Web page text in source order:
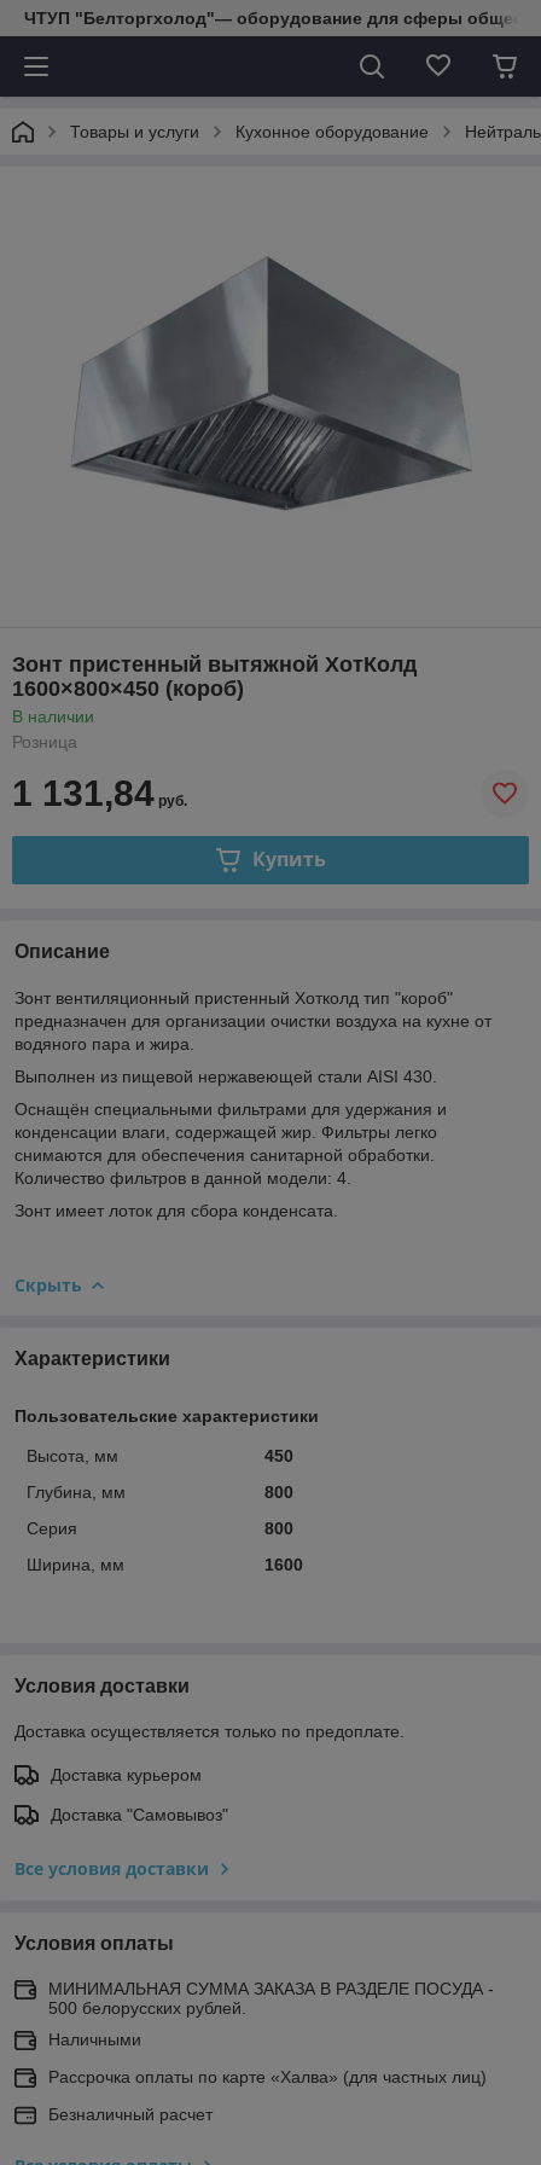
ЧТУП "Белторгхолод"— оборудование для сферы
Товары и услуги Кухонное оборудование
Зонт пристенный вытяжной ХотКолд
1600×800×450 (короб)
В наличии
Розница
1 131,84 руб.
Купить
Описание
Зонт вентиляционный пристенный Хотколд тип "короб"
предназначен для организации очистки воздуха на кухне от
водяного пара и жира.
Выполнен из пищевой нержавеющей стали AISI 430.
Оснащён специальными фильтрами для удержания и
конденсации влаги, содержащей жир. Фильтры легко
снимаются для обеспечения санитарной обработки.
Количество фильтров в данной модели: 4.
Зонт имеет лоток для сбора конденсата.
Скрыть
Характеристики
Пользовательские характеристики
Высота, мм
450
Глубина, мм
800
Серия
800
Ширина, мм
1600
Условия доставки
Доставка осуществляется только по предоплате.
Доставка курьером
Доставка "Самовывоз"
Все условия доставки
Условия оплаты
МИНИМАЛЬНАЯ СУММА ЗАКАЗА В РАЗДЕЛЕ ПОСУДА -
500 белорусских рублей.
Наличными
Рассрочка оплаты по карте «Халва» (для частных лиц)
Безналичный расчет